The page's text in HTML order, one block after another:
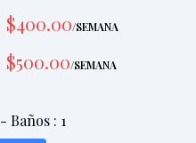
$400.00/SEMANA
$500.00/SEMANA
- Baños : 1